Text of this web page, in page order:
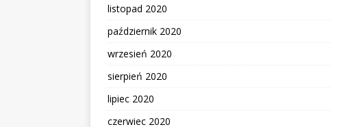
listopad 2020
październik 2020
wrzesień 2020
sierpień 2020
lipiec 2020
czerwiec 2020